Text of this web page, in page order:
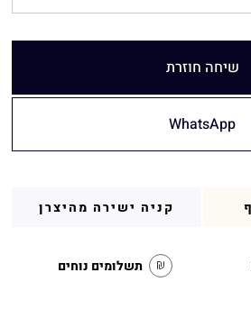
שיחה חוזרת
WhatsApp
קניה ישירה מהיצרן
תשלומים נוחים